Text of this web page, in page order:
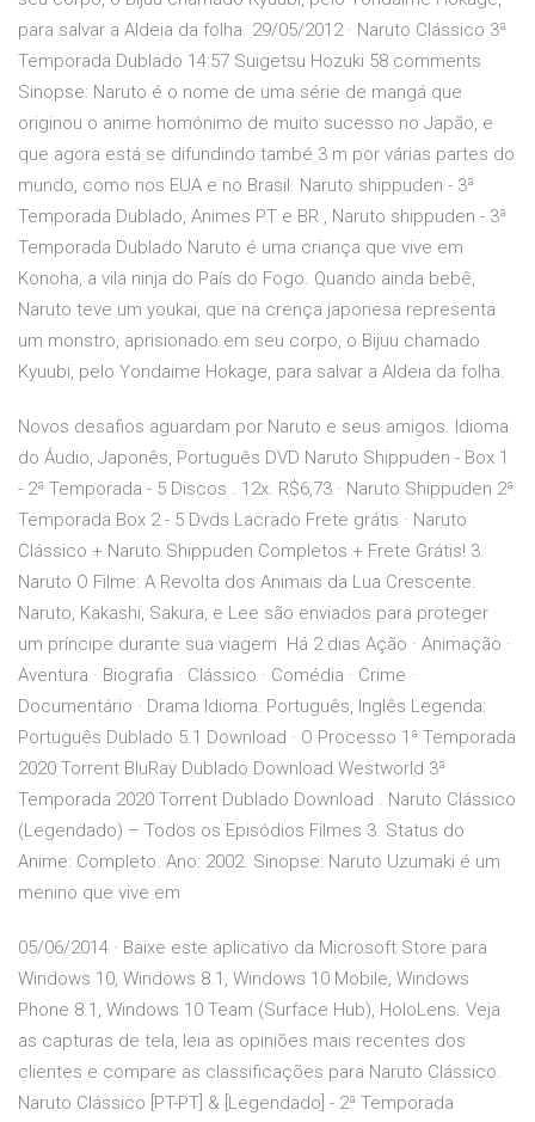
para salvar a Aldeia da folha. 29/05/2012 · Naruto Clássico 3ª
Temporada Dublado 14:57 Suigetsu Hozuki 58 comments
Sinopse: Naruto é o nome de uma série de mangá que
originou o anime homónimo de muito sucesso no Japão, e
que agora está se difundindo també 3 m por várias partes do
mundo, como nos EUA e no Brasil. Naruto shippuden - 3ª
Temporada Dublado, Animes PT e BR , Naruto shippuden - 3ª
Temporada Dublado Naruto é uma criança que vive em
Konoha, a vila ninja do País do Fogo. Quando ainda bebê,
Naruto teve um youkai, que na crença japonesa representa
um monstro, aprisionado em seu corpo, o Bijuu chamado
Kyuubi, pelo Yondaime Hokage, para salvar a Aldeia da folha.
Novos desafios aguardam por Naruto e seus amigos. Idioma
do Áudio, Japonês, Português DVD Naruto Shippuden - Box 1
- 2ª Temporada - 5 Discos . 12x. R$6,73 · Naruto Shippuden 2ª
Temporada Box 2 - 5 Dvds Lacrado Frete grátis · Naruto
Clássico + Naruto Shippuden Completos + Frete Grátis! 3.
Naruto O Filme: A Revolta dos Animais da Lua Crescente.
Naruto, Kakashi, Sakura, e Lee são enviados para proteger
um príncipe durante sua viagem Há 2 dias Ação · Animação ·
Aventura · Biografia · Clássico · Comédia · Crime ·
Documentário · Drama Idioma: Português, Inglês Legenda:
Português Dublado 5.1 Download · O Processo 1ª Temporada
2020 Torrent BluRay Dublado Download Westworld 3ª
Temporada 2020 Torrent Dublado Download . Naruto Clássico
(Legendado) – Todos os Episódios Filmes 3. Status do
Anime: Completo. Ano: 2002. Sinopse: Naruto Uzumaki é um
menino que vive em
05/06/2014 · Baixe este aplicativo da Microsoft Store para
Windows 10, Windows 8.1, Windows 10 Mobile, Windows
Phone 8.1, Windows 10 Team (Surface Hub), HoloLens. Veja
as capturas de tela, leia as opiniões mais recentes dos
clientes e compare as classificações para Naruto Clássico.
Naruto Clássico [PT-PT] & [Legendado] - 2ª Temporada